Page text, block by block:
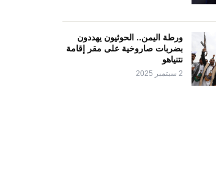
ورطة اليمن.. الحوثيون يهددون
بضربات صاروخية على مقر إقامة
نتنياهو
2 سبتمبر 2025